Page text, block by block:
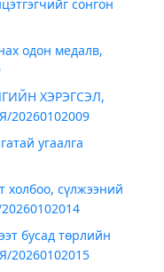
сонгон
одон медалв,
ХЭРЭГСЭЛ,
угаалга
холбоо, сүлжээний
бусад төрлийн
20260102015